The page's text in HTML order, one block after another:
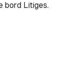
bord Litiges.